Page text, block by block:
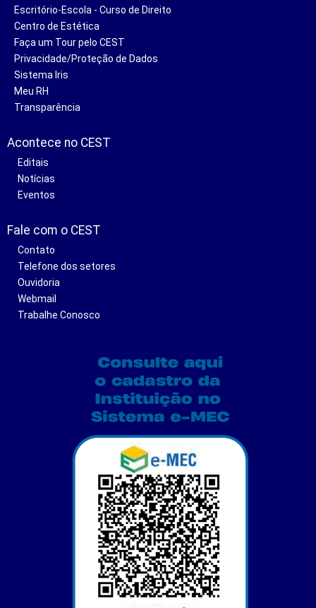
Escritório-Escola - Curso de Direito
Centro de Estética
Faça um Tour pelo CEST
Privacidade/Proteção de Dados
Sistema Iris
Meu RH
Transparência
Acontece no CEST
Editais
Notícias
Eventos
Fale com o CEST
Contato
Telefone dos setores
Ouvidoria
Webmail
Trabalhe Conosco